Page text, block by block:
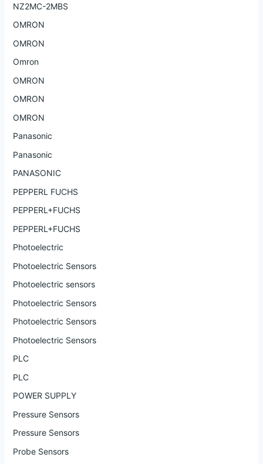
NZ2MC-2MBS
OMRON
OMRON
Omron
OMRON
OMRON
OMRON
Panasonic
Panasonic
PANASONIC
PEPPERL FUCHS
PEPPERL+FUCHS
PEPPERL+FUCHS
Photoelectric
Photoelectric Sensors
Photoelectric sensors
Photoelectric Sensors
Photoelectric Sensors
Photoelectric Sensors
PLC
PLC
POWER SUPPLY
Pressure Sensors
Pressure Sensors
Probe Sensors